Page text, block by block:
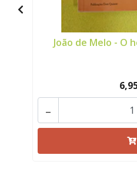
João de Melo - O
-